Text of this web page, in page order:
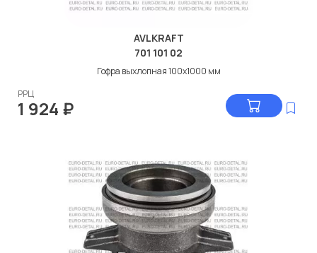
AVLKRAFT
701 101 02
Гофра выхлопная 100x1000 мм
РРЦ
1 924 ₽